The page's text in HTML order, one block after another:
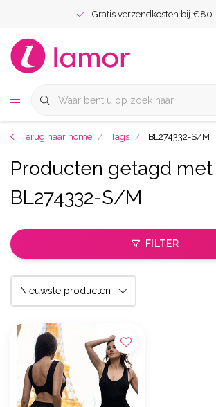
Gratis verzendkosten bij
Terug naar home Tags BL274332-S/M
Producten getagd met
BL274332-S/M
FILTER